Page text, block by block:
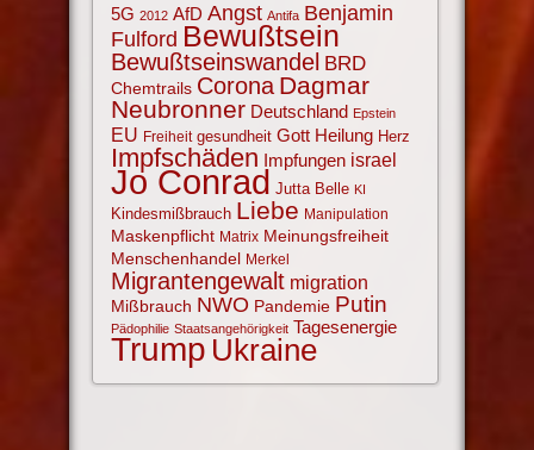
5G 2012 AfD Angst Antifa Benjamin
Fulford Bewußtsein
Bewußtseinswandel BRD
Chemtrails Corona Dagmar
Neubronner Deutschland Epstein
EU Freiheit gesundheit Gott Heilung Herz
Impfschäden Impfungen israel
Jo Conrad Jutta Belle KI
Kindesmißbrauch Liebe Manipulation
Maskenpflicht Matrix Meinungsfreiheit
Menschenhandel Merkel
Migrantengewalt migration
Mißbrauch NWO Pandemie Putin
Pädophilie Staatsangehörigkeit Tagesenergie
Trump Ukraine